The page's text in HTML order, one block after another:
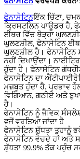
ਫੇਨਾਸੇਟਿਨਇੱਕ ਚਿੱਟਾ,
ਕ੍ਰਿਸਟਲਿਨ ਪਾਊਡਰ ਹੈ,
ਈਥਰ ਵਿੱਚ ਥੋੜ੍ਹਾ
ਘੁਲਣਸ਼ੀਲ, ਫੇਨਾਸੇਟਿਨ
ਘੁਲਣਸ਼ੀਲ ਹੈ।
ਨਹੀਂ ਦਿਖਾਉਂਦਾ।
ਹੁੰਦਾ ਹੈ। ਫੇਨਾਸੇਟਿਨ
ਫੇਨਾਸੇਟਿਨ ਦਾ
ਮਜ਼ਬੂਤ ​​ਹੁੰਦਾ ਹੈ, ਪ੍ਰਭਾਵ
ਵਿਗਿਆਨ, ਗਠੀਏ ਅਤੇ
ਹੈ।
ਫੇਨਾਸੇਟਿਨ ਨੂੰ ਜੈਵਿਕ
ਵਜੋਂ ਵਰਤਿਆ ਜਾਂਦਾ ਹੈ
ਫੇਨਾਸੇਟਿਨ ਸ਼ੁੱਧਤਾ ਤੁਹਾਨੂੰ
ਫੇਨਾਸੇਟਿਨ ਵੇਚਦੇ ਹਾਂ ਅਤੇ
ਸ਼ੁੱਧਤਾ 99.9% ਤੱਕ ਪਹੁੰਚ